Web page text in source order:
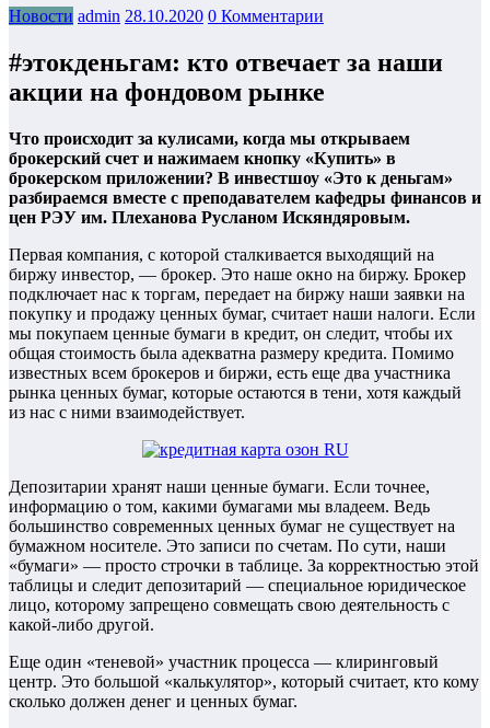
Новости admin 28.10.2020 0 Комментарии
#этокденьгам: кто отвечает за наши
акции на фондовом рынке
Что происходит за кулисами, когда мы открываем
брокерский счет и нажимаем кнопку «Купить» в
брокерском приложении? В инвестшоу «Это к деньгам»
разбираемся вместе с преподавателем кафедры финансов и
цен РЭУ им. Плеханова Русланом Искяндяровым.
Первая компания, с которой сталкивается выходящий на
биржу инвестор, — брокер. Это наше окно на биржу. Брокер
подключает нас к торгам, передает на биржу наши заявки на
покупку и продажу ценных бумаг, считает наши налоги. Если
мы покупаем ценные бумаги в кредит, он следит, чтобы их
общая стоимость была адекватна размеру кредита. Помимо
известных всем брокеров и биржи, есть еще два участника
рынка ценных бумаг, которые остаются в тени, хотя каждый
из нас с ними взаимодействует.
Депозитарии хранят наши ценные бумаги. Если точнее,
информацию о том, какими бумагами мы владеем. Ведь
большинство современных ценных бумаг не существует на
бумажном носителе. Это записи по счетам. По сути, наши
«бумаги» — просто строчки в таблице. За корректностью этой
таблицы и следит депозитарий — специальное юридическое
лицо, которому запрещено совмещать свою деятельность с
какой-либо другой.
Еще один «теневой» участник процесса — клиринговый
центр. Это большой «калькулятор», который считает, кто кому
сколько должен денег и ценных бумаг.